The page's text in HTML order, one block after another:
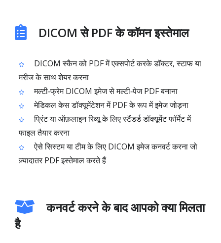
DICOM से PDF के कॉमन इस्तेमाल
DICOM स्कैन को PDF में एक्सपोर्ट करके डॉक्टर, स्टाफ या
मरीज के साथ शेयर करना
मल्टी‑फ्रेम DICOM इमेज से मल्टी‑पेज PDF बनाना
मेडिकल केस डॉक्यूमेंटेशन में PDF के रूप में इमेज जोड़ना
प्रिंट या ऑफ़लाइन रिव्यू के लिए स्टैंडर्ड डॉक्यूमेंट फॉर्मेट में
फाइल तैयार करना
ऐसे सिस्टम या टीम के लिए DICOM इमेज कनवर्ट करना जो
ज़्यादातर PDF इस्तेमाल करते हैं
कनवर्ट करने के बाद आपको क्या मिलता
है